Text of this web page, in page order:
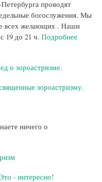
проводят
богослужения. Мы
всех желающих . Наши
19 до 21 ч. Подробнее
о зороастризме.
зороастризму.
ничего о
- интересно!